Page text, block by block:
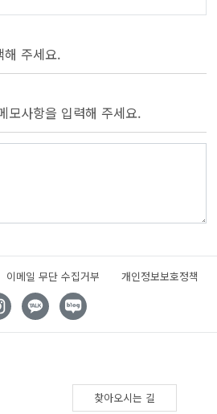
해 주세요.
모사항을 입력해 주세요.
이메일 무단 수집거부 개인정보보호정책
찾아오시는 길